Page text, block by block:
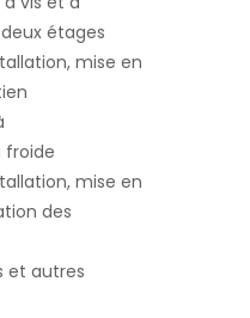
étages
mise en
froide
mise en
des
et autres